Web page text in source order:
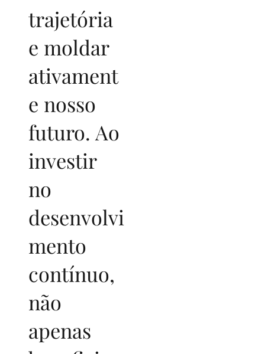
trajetória
e moldar
ativament
e nosso
futuro. Ao
investir
no
desenvolvi
mento
contínuo,
não
apenas